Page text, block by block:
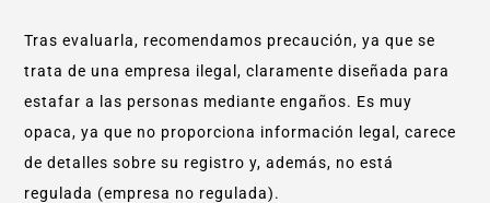
Tras evaluarla, recomendamos precaución, ya que se
trata de una empresa ilegal, claramente diseñada para
estafar a las personas mediante engaños. Es muy
opaca, ya que no proporciona información legal, carece
de detalles sobre su registro y, además, no está
regulada (empresa no regulada).